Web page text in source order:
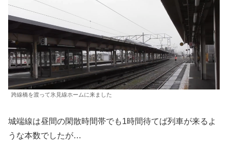
跨線橋を渡って氷見線ホームに来ました
城端線は昼間の閑散時間帯でも1時間待てば列車が来るよ
うな本数でしたが…